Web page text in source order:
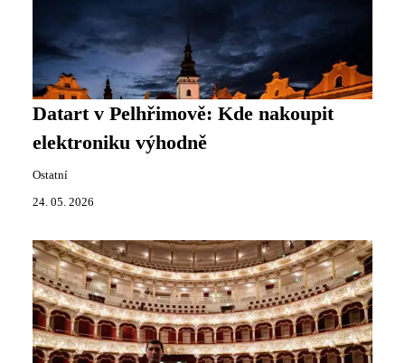
Datart v Pelhřimově: Kde nakoupit
elektroniku výhodně
Ostatní
24. 05. 2026